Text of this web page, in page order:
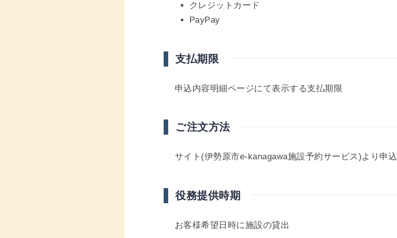
クレジットカード
PayPay
支払期限
申込内容明細ページにて表示する支払期限
ご注文方法
サイト(伊勢原市e-kanagawa施設予約サービス)より申込
役務提供時期
お客様希望日時に施設の貸出